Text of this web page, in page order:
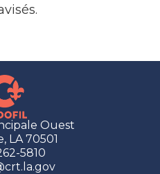
Ouest
LA 70501
5810